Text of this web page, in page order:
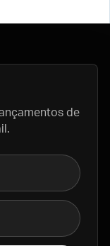
de